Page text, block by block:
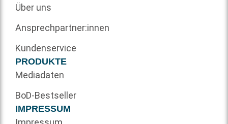
Über uns
Ansprechpartner:innen
Kundenservice
PRODUKTE
Mediadaten
BoD-Bestseller
IMPRESSUM